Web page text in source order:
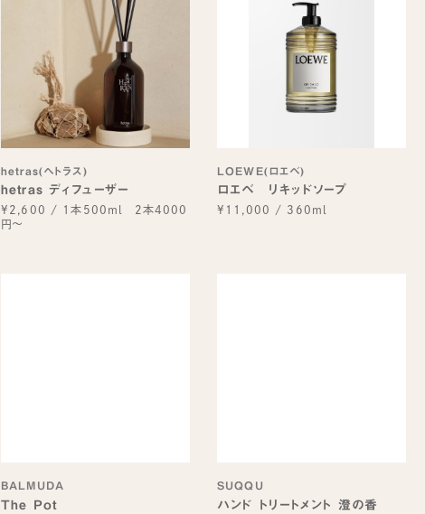
hetras(へトラス)
hetras ディフューザー
¥2,600 /
1本500ml 2本4000
円～
LOEWE(ロエベ)
ロエベ リキッドソープ
¥11,000 / 360ml
BALMUDA
The Pot
SUQQU
ハンド トリートメント 澄の香